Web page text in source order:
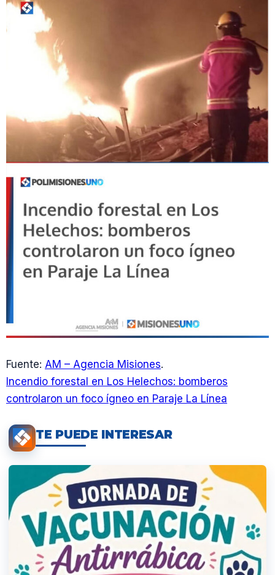
Fuente: AM – Agencia Misiones.
Incendio forestal en Los Helechos: bomberos
controlaron un foco ígneo en Paraje La Línea
TE PUEDE INTERESAR